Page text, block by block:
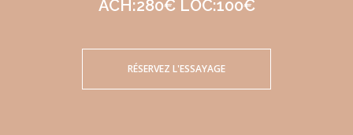
ACH:280€ LOC:100€
RÉSERVEZ L'ESSAYAGE